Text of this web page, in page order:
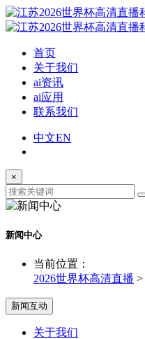
首页
关于我们
ai资讯
ai应用
联系我们
中文EN
×
新闻中心
当前位置：
2026世界杯高清直播 >
新闻互动
关于我们